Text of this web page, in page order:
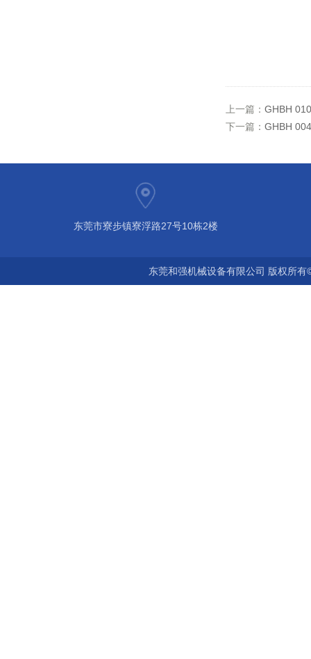
上一篇： GHBH
下一篇： GHBH
东莞市寮步镇寮浮路27号10栋2楼
东莞和强机械设备有限公司 版权所